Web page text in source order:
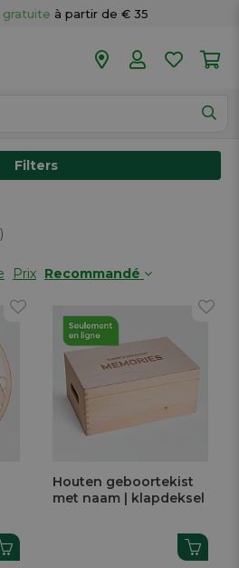
gratuite à partir de € 35
50 magasins
Filters
Prix Recommandé
Houten geboortekist
met naam | klapdeksel